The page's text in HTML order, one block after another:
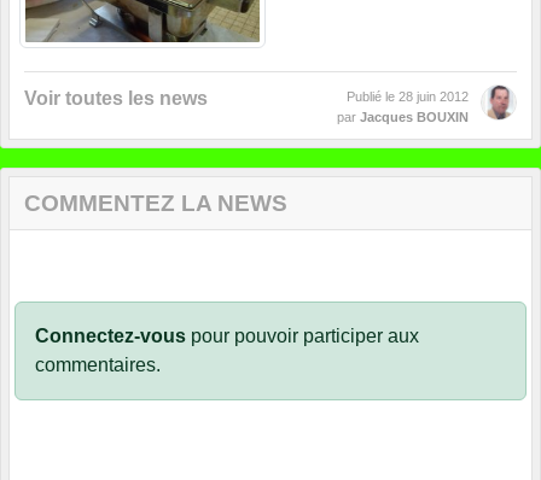
Voir toutes les news Publié le 28 juin 2012
par Jacques BOUXIN
COMMENTEZ LA NEWS
Connectez-vous pour pouvoir participer aux
commentaires.